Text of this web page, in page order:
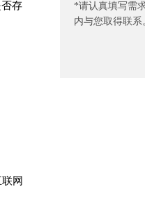
存
网
*请认真填写需
内与您取得联系